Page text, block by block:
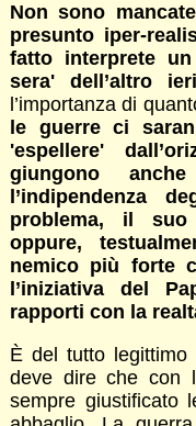
Non sono
presunto iper-
fatto interprete
sera' dell’altro ieri
l’importanza di
le guerre ci
'espellere'
giungono
l’indipendenza
problema, il suo
oppure,
nemico più forte
l’iniziativa del
rapporti con la
È del tutto
deve dire che con
sempre giustificato